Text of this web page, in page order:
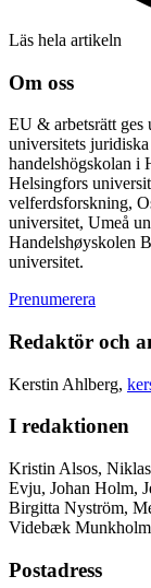
Läs hela artikeln
Om oss
EU & arbetsrätt
universitets
handelshögskolan i
Helsingfors
velferdsforskning,
universitet, Umeå
Handelshøyskolen
universitet.
Prenumerera
Redaktör och
Kerstin Ahlberg,
I redaktionen
Kristin Alsos,
Evju, Johan Holm,
Birgitta Nyström,
Videbæk
Postadress